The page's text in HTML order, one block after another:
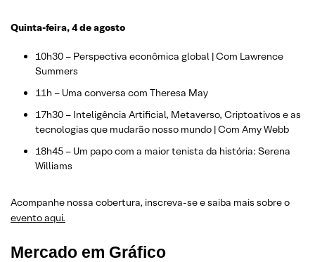
Quinta-feira, 4 de agosto
10h30 – Perspectiva econômica global | Com Lawrence
Summers
11h – Uma conversa com Theresa May
17h30 – Inteligência Artificial, Metaverso, Criptoativos e as
tecnologias que mudarão nosso mundo | Com Amy Webb
18h45 – Um papo com a maior tenista da história: Serena
Williams
Acompanhe nossa cobertura, inscreva-se e saiba mais sobre o
evento aqui.
Mercado em Gráfico